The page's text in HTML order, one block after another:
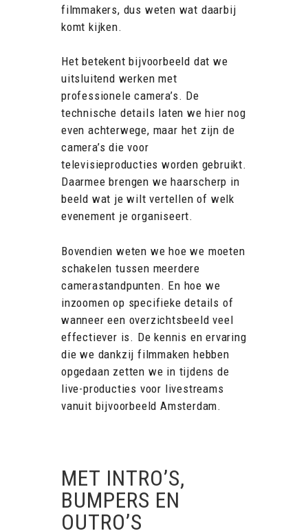
filmmakers, dus weten wat daarbij
komt kijken.
Het betekent bijvoorbeeld dat we
uitsluitend werken met
professionele camera’s. De
technische details laten we hier nog
even achterwege, maar het zijn de
camera’s die voor
televisieproducties worden gebruikt.
Daarmee brengen we haarscherp in
beeld wat je wilt vertellen of welk
evenement je organiseert.
Bovendien weten we hoe we moeten
schakelen tussen meerdere
camerastandpunten. En hoe we
inzoomen op specifieke details of
wanneer een overzichtsbeeld veel
effectiever is. De kennis en ervaring
die we dankzij filmmaken hebben
opgedaan zetten we in tijdens de
live-producties voor livestreams
vanuit bijvoorbeeld Amsterdam.
MET INTRO’S,
BUMPERS EN
OUTRO’S